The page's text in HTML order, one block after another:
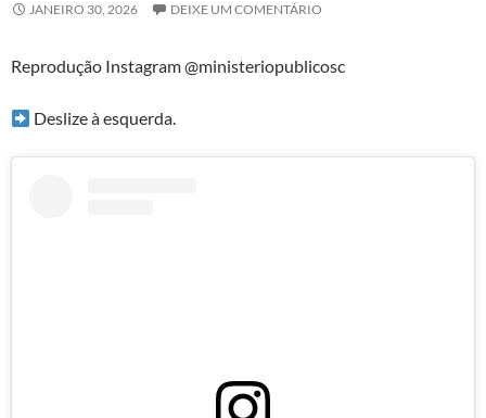
JANEIRO 30, 2026 DEIXE UM COMENTÁRIO
Reprodução Instagram @ministeriopublicosc
Deslize à esquerda.